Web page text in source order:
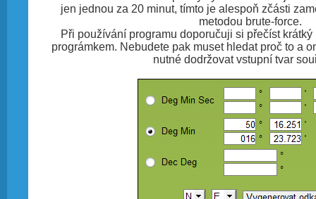
jen jednou za 20 minut, tímto je alespoň zčásti
metodou brute-force.
Při používání programu doporučuji si přečíst
prográmkem. Nebudete pak muset hledat proč to a
nutné dodržovat vstupní tvar